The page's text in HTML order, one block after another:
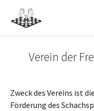
Skip to main navigation
Skip to main content
Skip to page footer
Verein der
Zweck des Vereins ist
Förderung des